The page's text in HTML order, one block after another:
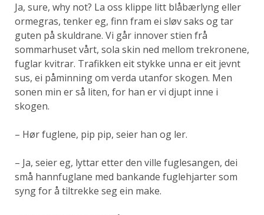
Ja, sure, why not? La oss klippe litt blåbærlyng eller
ormegras, tenker eg, finn fram ei sløv saks og tar
guten på skuldrane. Vi går innover stien frå
sommarhuset vårt, sola skin ned mellom trekronene,
fuglar kvitrar. Trafikken eit stykke unna er eit jevnt
sus, ei påminning om verda utanfor skogen. Men
sonen min er så liten, for han er vi djupt inne i
skogen.
– Hør fuglene, pip pip, seier han og ler.
– Ja, seier eg, lyttar etter den ville fuglesangen, dei
små hannfuglane med bankande fuglehjarter som
syng for å tiltrekke seg ein make.